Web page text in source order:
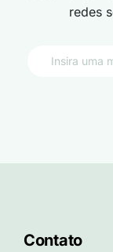
redes
Contato